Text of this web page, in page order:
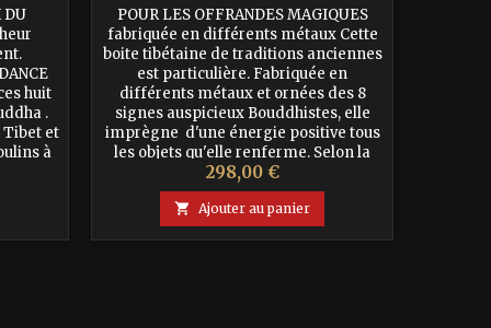
DU
huit
.
Tibet et
à
POUR LES OFFRANDES MAGIQUES
fabriquée en différents métaux Cette
boite tibétaine de traditions anciennes
est particulière. Fabriquée en
différents métaux et ornées des 8
signes auspicieux Bouddhistes, elle
imprègne d'une énergie positive tous
les objets qu'elle renferme. Selon la
Tradition on y met dedans des
offrandes pour le Bouddhas ou les
Divinités...
Prix
298,00 €
 Ajouter au panier